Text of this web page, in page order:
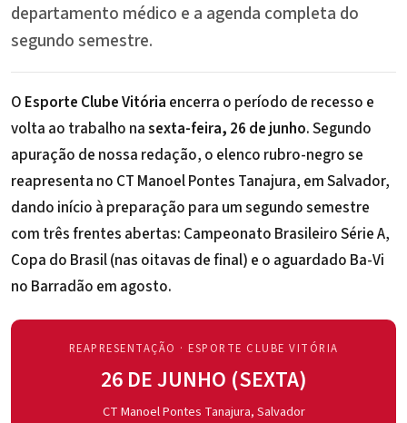
departamento médico e a agenda completa do
segundo semestre.
O Esporte Clube Vitória encerra o período de recesso e
volta ao trabalho nasexta-feira, 26 de junho. Segundo
apuração de nossa redação, o elenco rubro-negro se
reapresenta no CT Manoel Pontes Tanajura, em Salvador,
dando início à preparação para um segundo semestre
com três frentes abertas: Campeonato Brasileiro Série A,
Copa do Brasil (nas oitavas de final) e o aguardado Ba-Vi
no Barradão em agosto.
REAPRESENTAÇÃO · ESPORTE CLUBE VITÓRIA
26 DE JUNHO (SEXTA)
CT Manoel Pontes Tanajura, Salvador